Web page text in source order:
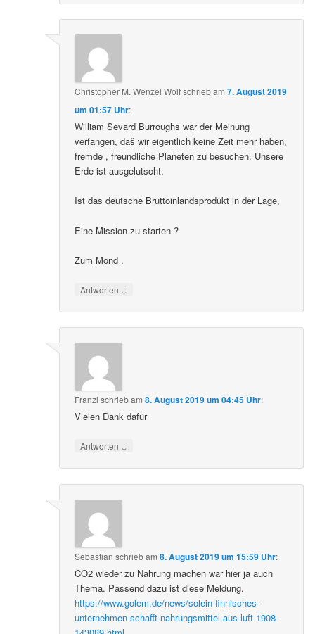
Christopher M. Wenzel Wolfschriebam7. August 2019
um 01:57 Uhr:
William Sevard Burroughs war der Meinung
verfangen, daš wir eigentlich keine Zeit mehr haben,
fremde , freundliche Planeten zu besuchen. Unsere
Erde ist ausgelutscht.
Ist das deutsche Bruttoinlandsprodukt in der Lage,
Eine Mission zu starten ?
Zum Mond .
Antworten ↓
Franzl schriebam8. August 2019 um 04:45 Uhr:
Vielen Dank dafür
Antworten ↓
Sebastian schriebam8. August 2019 um 15:59 Uhr:
CO2 wieder zu Nahrung machen war hier ja auch
Thema. Passend dazu ist diese Meldung.
https://www.golem.de/news/solein-finnisches-
unternehmen-schafft-nahrungsmittel-aus-luft-1908-